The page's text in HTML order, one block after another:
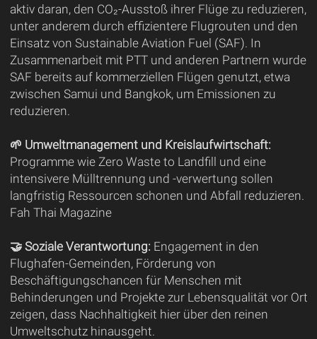
aktiv daran, den CO₂-Ausstoß ihrer Flüge zu reduzieren,
unter anderem durch effizientere Flugrouten und den
Einsatz von Sustainable Aviation Fuel (SAF). In
Zusammenarbeit mit PTT und anderen Partnern wurde
SAF bereits auf kommerziellen Flügen genutzt, etwa
zwischen Samui und Bangkok, um Emissionen zu
reduzieren.
🌱 Umweltmanagement und Kreislaufwirtschaft:
Programme wie Zero Waste to Landfill und eine
intensivere Mülltrennung und -verwertung sollen
langfristig Ressourcen schonen und Abfall reduzieren.
Fah Thai Magazine
🤝 Soziale Verantwortung: Engagement in den
Flughafen-Gemeinden, Förderung von
Beschäftigungschancen für Menschen mit
Behinderungen und Projekte zur Lebensqualität vor Ort
zeigen, dass Nachhaltigkeit hier über den reinen
Umweltschutz hinausgeht.